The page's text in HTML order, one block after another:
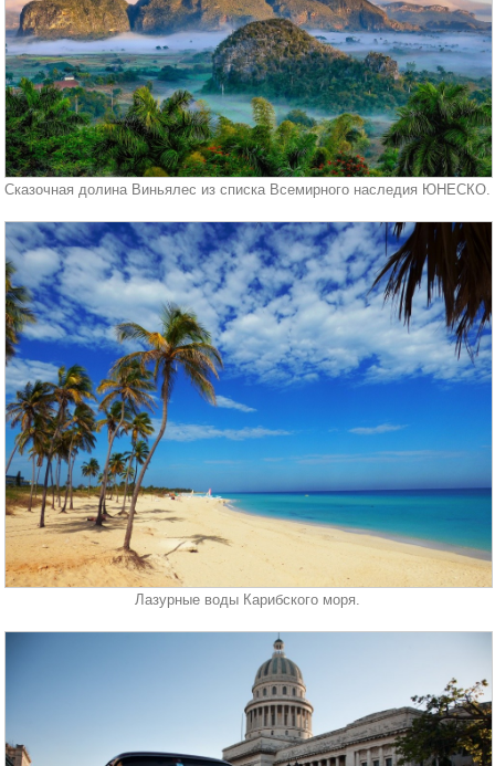
Сказочная долина Виньялес из списка Всемирного наследия ЮНЕСКО.
Лазурные воды Карибского моря.